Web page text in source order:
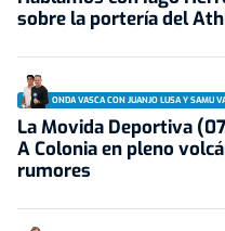
sobre la portería del
ONDA VASCA CON JUANJO LUSA Y SAMU
La Movida Deportiva
A Colonia en pleno
rumores